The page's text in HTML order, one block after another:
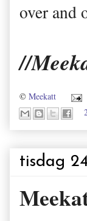
over and
//
© Meekatt
tisdag